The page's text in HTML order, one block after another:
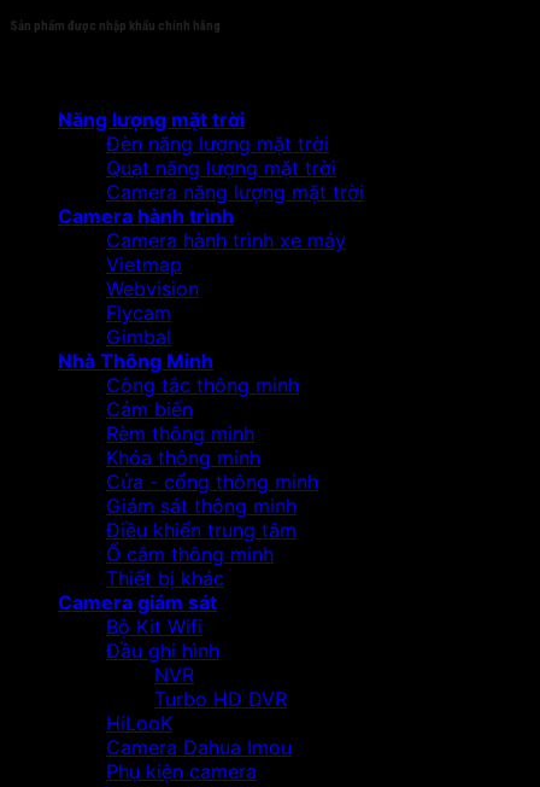
Sản phẩm được nhập khẩu chính hãng
Năng lượng mặt trời
Đèn năng lượng mặt trời
Quạt năng lượng mặt trời
Camera năng lượng mặt trời
Camera hành trình
Camera hành trình xe máy
Vietmap
Webvision
Flycam
Gimbal
Nhà Thông Minh
Công tắc thông minh
Cảm biến
Rèm thông minh
Khóa thông minh
Cửa - cổng thông minh
Giám sát thông minh
Điều khiển trung tâm
Ổ cắm thông minh
Thiết bị khác
Camera giám sát
Bộ Kit Wifi
Đầu ghi hình
NVR
Turbo HD DVR
HiLooK
Camera Dahua Imou
Phụ kiện camera